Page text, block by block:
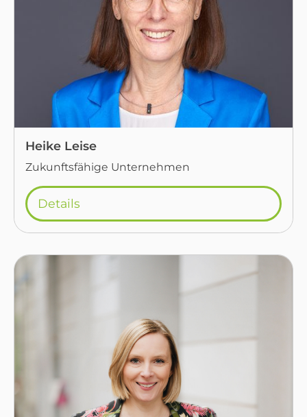
Heike Leise
Zukunftsfähige Unternehmen
Details